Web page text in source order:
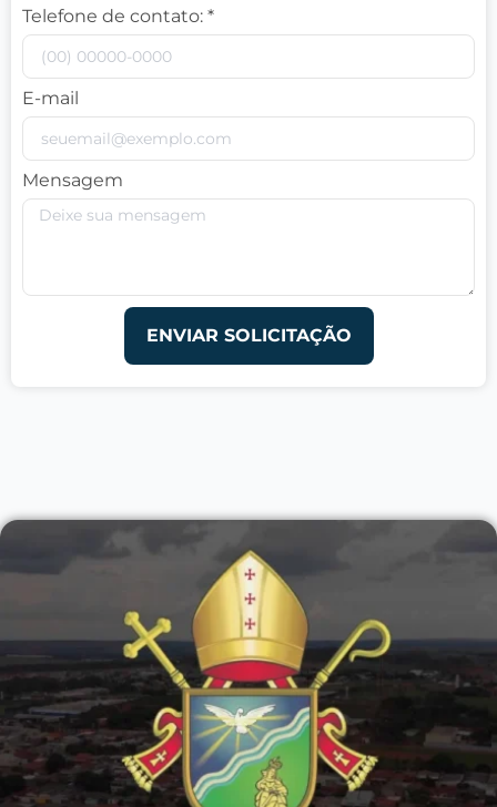
Telefone de contato: *
E-mail
Mensagem
ENVIAR SOLICITAÇÃO